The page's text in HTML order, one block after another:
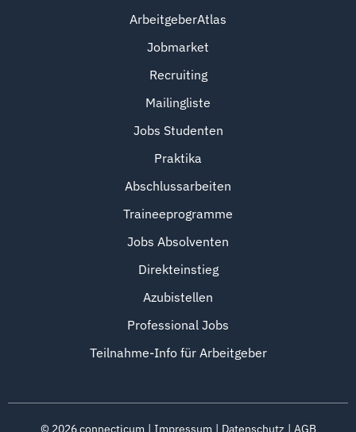
ArbeitgeberAtlas
Jobmarket
Recruiting
Mailingliste
Jobs Studenten
Praktika
Abschlussarbeiten
Traineeprogramme
Jobs Absolventen
Direkteinstieg
Azubistellen
Professional Jobs
Teilnahme-Info für Arbeitgeber
© 2026connecticum Impressum Datenschutz AGB